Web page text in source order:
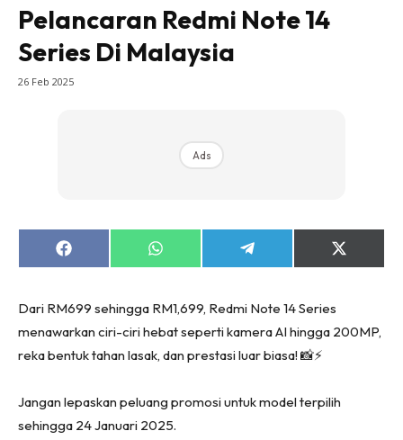
Pelancaran Redmi Note 14
Series Di Malaysia
26 Feb 2025
Ads
Share
on
Share
on
Share
on
Share
on
Dari RM699 sehingga RM1,699, Redmi Note 14 Series
menawarkan ciri-ciri hebat seperti kamera AI hingga 200MP,
reka bentuk tahan lasak, dan prestasi luar biasa! 📸⚡
Jangan lepaskan peluang promosi untuk model terpilih
sehingga 24 Januari 2025.